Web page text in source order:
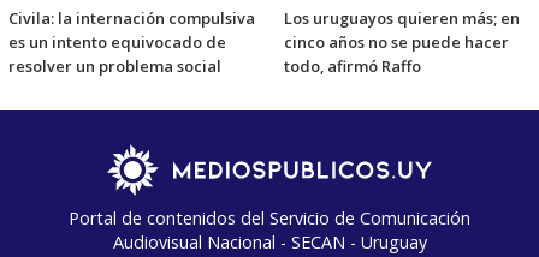
Civila: la internación compulsiva
es un intento equivocado de
resolver un problema social
Los uruguayos quieren más; en
cinco años no se puede hacer
todo, afirmó Raffo
Portal de contenidos del Servicio de Comunicación
Audiovisual Nacional - SECAN - Uruguay